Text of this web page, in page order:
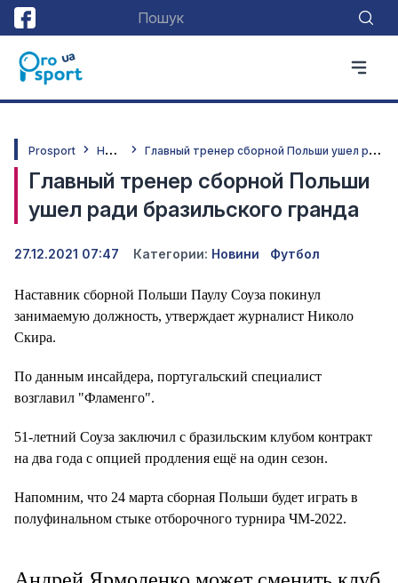
Prosport Н
овини Г
лавный тренер сборной Польши ушел ради бразильского гранда
Главный тренер сборной Польши
ушел ради бразильского гранда
27.12.2021 07:47 Категории: Новини Футбол
Наставник сборной Польши Паулу Соуза покинул
занимаемую должность, утверждает журналист Николо
Скира.
По данным инсайдера, португальский специалист
возглавил "Фламенго".
51-летний Соуза заключил с бразильским клубом контракт
на два года с опцией продления ещё на один сезон.
Напомним, что 24 марта сборная Польши будет играть в
полуфинальном стыке отборочного турнира ЧМ-2022.